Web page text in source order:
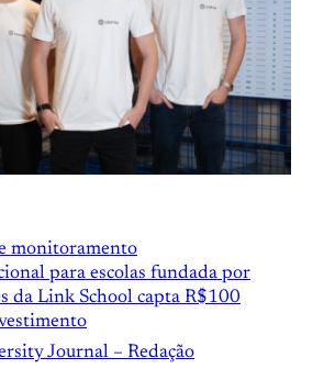
monitoramento
para escolas fundada por
da Link School capta R$100
Journal – Redação